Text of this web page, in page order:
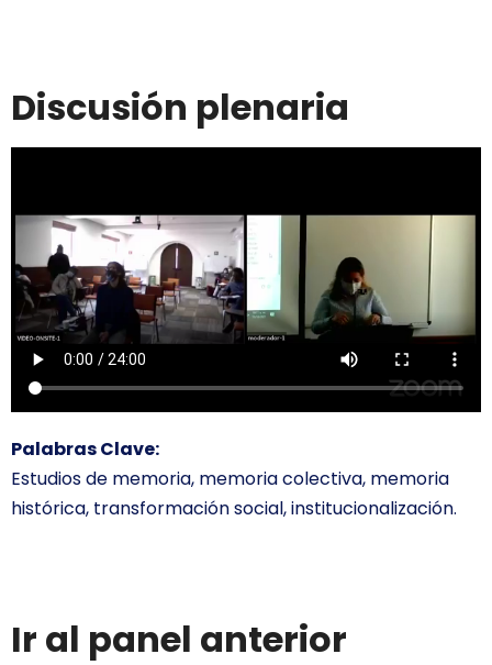
Discusión plenaria
Palabras Clave:
Estudios de memoria, memoria colectiva, memoria
histórica, transformación social, institucionalización.
Ir al panel anterior